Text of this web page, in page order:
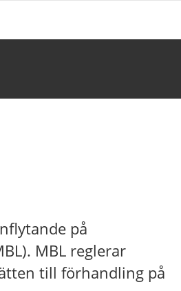
på
MBL reglerar
till förhandling på